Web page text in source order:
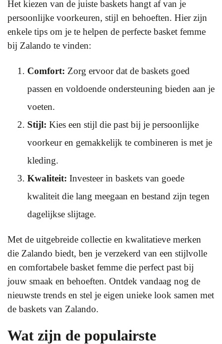
Het kiezen van de juiste baskets hangt af van je
persoonlijke voorkeuren, stijl en behoeften. Hier zijn
enkele tips om je te helpen de perfecte basket femme
bij Zalando te vinden:
Comfort: Zorg ervoor dat de baskets goed
passen en voldoende ondersteuning bieden aan je
voeten.
Stijl: Kies een stijl die past bij je persoonlijke
voorkeur en gemakkelijk te combineren is met je
kleding.
Kwaliteit: Investeer in baskets van goede
kwaliteit die lang meegaan en bestand zijn tegen
dagelijkse slijtage.
Met de uitgebreide collectie en kwalitatieve merken
die Zalando biedt, ben je verzekerd van een stijlvolle
en comfortabele basket femme die perfect past bij
jouw smaak en behoeften. Ontdek vandaag nog de
nieuwste trends en stel je eigen unieke look samen met
de baskets van Zalando.
Wat zijn de populairste